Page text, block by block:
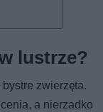
lustrze?
zwierzęta.
a nierzadko